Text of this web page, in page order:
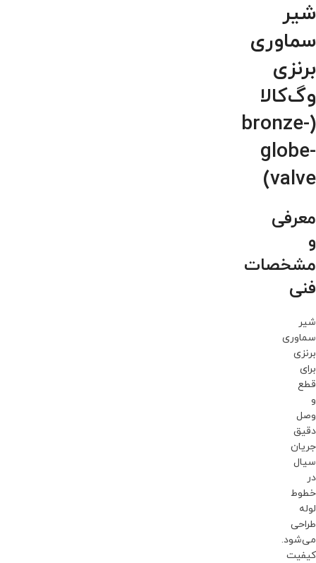
شیر
سماوری
برنزی
وگ‌کالا
(bronze-
globe-
valve)
معرفی
و
مشخصات
فنی
شیر
سماوری
برنزی
برای
قطع
و
وصل
دقیق
جریان
سیال
در
خطوط
لوله
طراحی
می‌شود.
کیفیت